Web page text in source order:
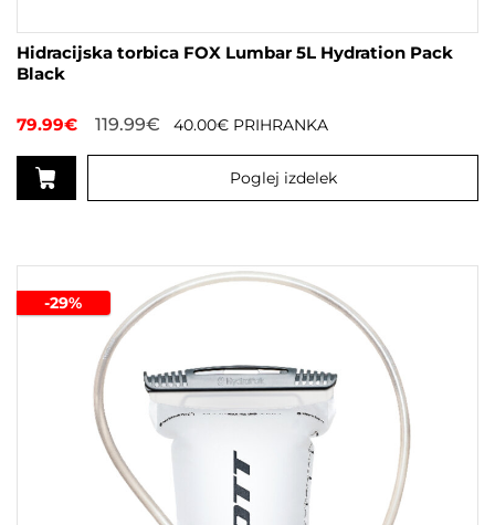
Hidracijska torbica FOX Lumbar 5L Hydration Pack
Black
79.99€ 119.99€ 40.00€ PRIHRANKA
Poglej izdelek
-29%